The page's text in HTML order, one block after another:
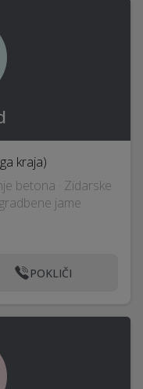
kraja)
betona · Zidarske
jame
POKLIČI